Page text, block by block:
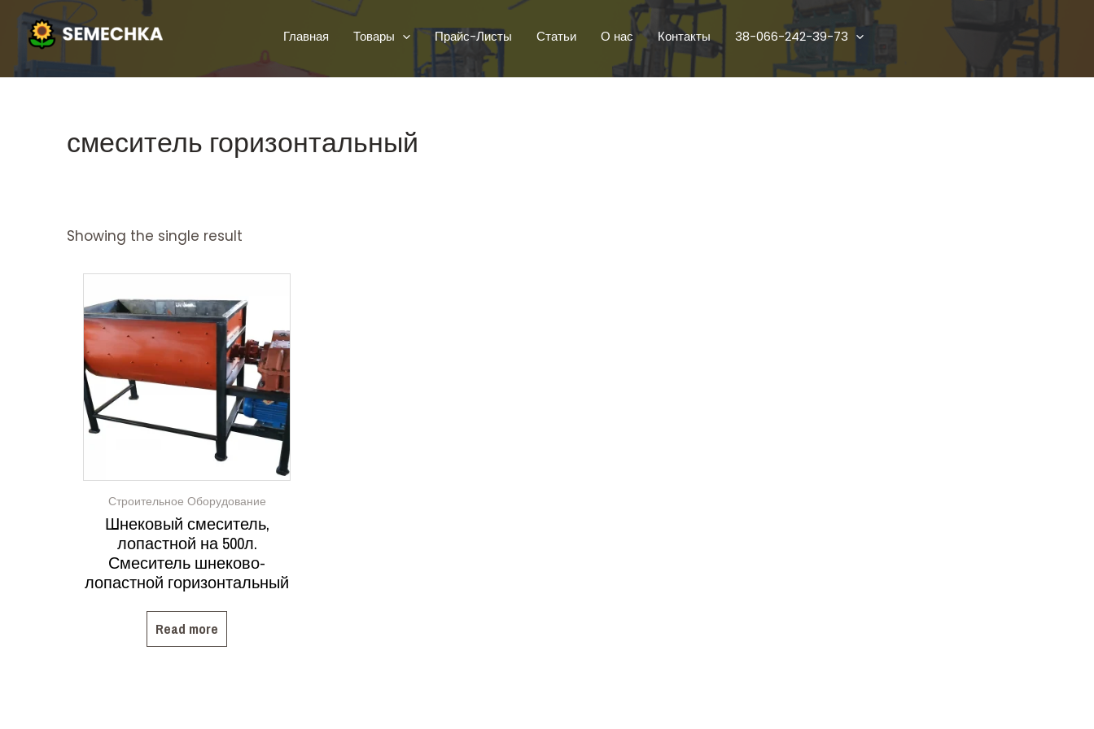
Главная Товары Прайс-Листы Статьи О нас Контакты 38-066-242-39-73
смеситель горизонтальный
Showing the single result
Строительное Оборудование
Шнековый смеситель,
лопастной на 500л.
Смеситель шнеково-
лопастной горизонтальный
Read more